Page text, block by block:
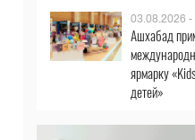
03.08.2026 -
Ашхабад
ярмарку
детей»